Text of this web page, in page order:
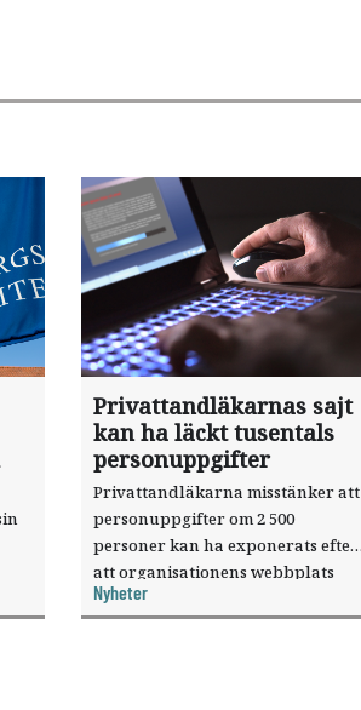
Privattandläkarnas sajt
kan ha läckt tusentals
personuppgifter
Privattandläkarna misstänker att
personuppgifter om 2 500
personer kan ha exponerats efter
att organisationens webbplats
utnyttjats genom en sårbarhet i ett
publiceringsverktyg.
Nyheter